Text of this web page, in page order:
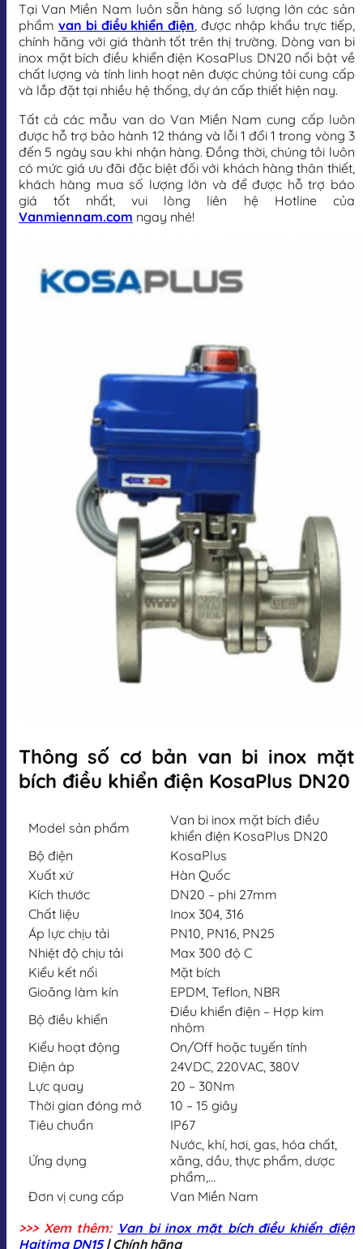
Tại Van Miền Nam luôn sẵn hàng số lượng lớn các sản
phẩm van bi điều khiển điện, được nhập khẩu trực tiếp,
chính hãng với giá thành tốt trên thị trường. Dòng van bi
inox mặt bích điều khiển điện KosaPlus DN20 nổi bật về
chất lượng và tính linh hoạt nên được chúng tôi cung cấp
và lắp đặt tại nhiều hệ thống, dự án cấp thiết hiện nay.
Tất cả các mẫu van do Van Miền Nam cung cấp luôn
được hỗ trợ bảo hành 12 tháng và lỗi 1 đổi 1 trong vòng 3
đến 5 ngày sau khi nhận hàng. Đồng thời, chúng tôi luôn
có mức giá ưu đãi đặc biệt đối với khách hàng thân thiết,
khách hàng mua số lượng lớn và để được hỗ trợ báo
giá tốt nhất, vui lòng liên hệ Hotline của
Vanmiennam.com ngay nhé!
Thông số cơ bản van bi inox mặt
bích điều khiển điện KosaPlus DN20
Model sản phẩm
Van bi inox mặt bích điều
khiển điện KosaPlus DN20
Bộ điện
KosaPlus
Xuất xứ
Hàn Quốc
Kích thước
DN20 – phi 27mm
Chất liệu
Inox 304, 316
Áp lực chịu tải
PN10, PN16, PN25
Nhiệt độ chịu tải
Max 300 độ C
Kiểu kết nối
Mặt bích
Gioăng làm kín
EPDM, Teflon, NBR
Bộ điều khiển
Điều khiển điện – Hợp kim
nhôm
Kiểu hoạt động
On/Off hoặc tuyến tính
Điện áp
24VDC, 220VAC, 380V
Lực quay
20 – 30Nm
Thời gian đóng mở
10 – 15 giây
Tiêu chuẩn
IP67
Ứng dụng
Nước, khí, hơi, gas, hóa chất,
xăng, dầu, thực phẩm, dược
phẩm,…
Đơn vị cung cấp
Van Miền Nam
>>> Xem thêm: Van bi inox mặt bích điều khiển điện
Haitima DN15| Chính hãng